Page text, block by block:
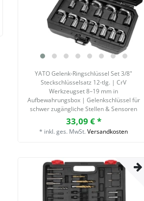
YATO Gelenk‑Ringschlüssel Set 3/8"
Steckschlüsselsatz 12‑tlg. | CrV
Werkzeugset 8–19 mm in
Aufbewahrungsbox | Gelenkschlüssel für
schwer zugängliche Stellen & Sensoren
33,09 € *
* inkl. ges. MwSt. Versandkosten